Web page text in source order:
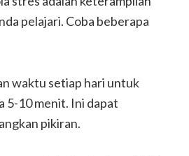
pelajari. Coba beberapa
waktu setiap hari untuk
5-10 menit. Ini dapat
pikiran.